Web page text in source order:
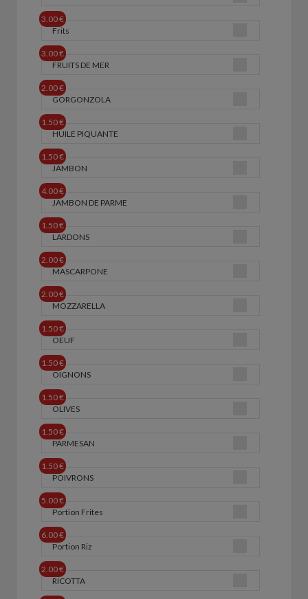
3.00 €
Frits
3.00 €
FRUITS DE MER
2.00 €
GORGONZOLA
1.50 €
HUILE PIQUANTE
1.50 €
JAMBON
4.00 €
JAMBON DE PARME
1.50 €
LARDONS
2.00 €
MASCARPONE
2.00 €
MOZZARELLA
1.50 €
OEUF
1.50 €
OIGNONS
1.50 €
OLIVES
1.50 €
PARMESAN
1.50 €
POIVRONS
5.00 €
Portion Frites
6.00 €
Portion Riz
2.00 €
RICOTTA